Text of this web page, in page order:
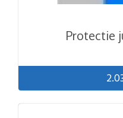
Protectie